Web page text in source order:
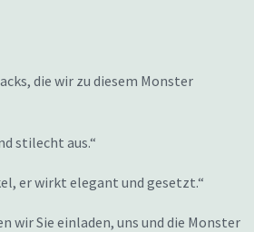
die wir zu diesem Monster
stilecht aus.“
er wirkt elegant und gesetzt.“
wir Sie einladen, uns und die Monster